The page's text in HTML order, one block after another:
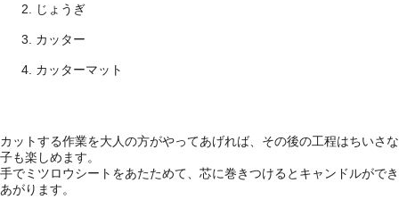
じょうぎ
カッター
カッターマット
カットする作業を大人の方がやってあげれば、その後の工程はちいさな
子も楽しめます。
手でミツロウシートをあたためて、芯に巻きつけるとキャンドルができ
あがります。